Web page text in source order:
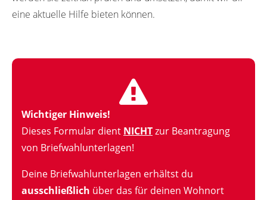
eine aktuelle Hilfe bieten können.
Wichtiger Hinweis!
Dieses Formular dient NICHTzur Beantragung
von Briefwahlunterlagen!
Deine Briefwahlunterlagen erhältst du
ausschließlich über das für deinen Wohnort